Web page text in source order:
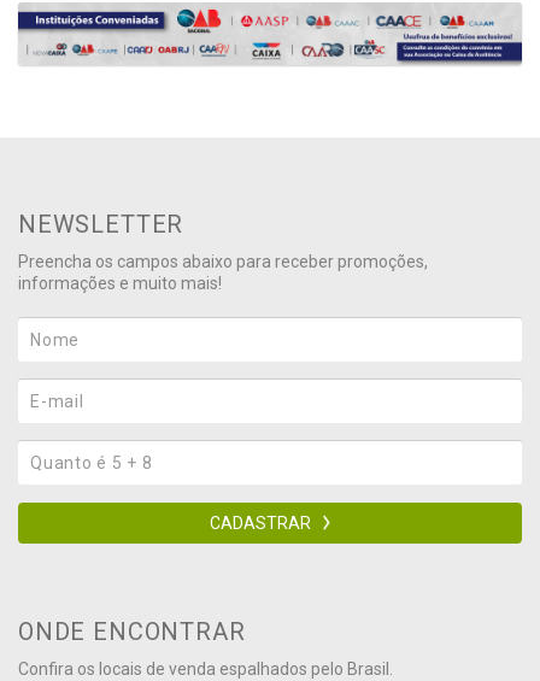
NEWSLETTER
Preencha os campos abaixo para receber promoções,
informações e muito mais!
CADASTRAR
ONDE ENCONTRAR
Confira os locais de venda espalhados pelo Brasil.